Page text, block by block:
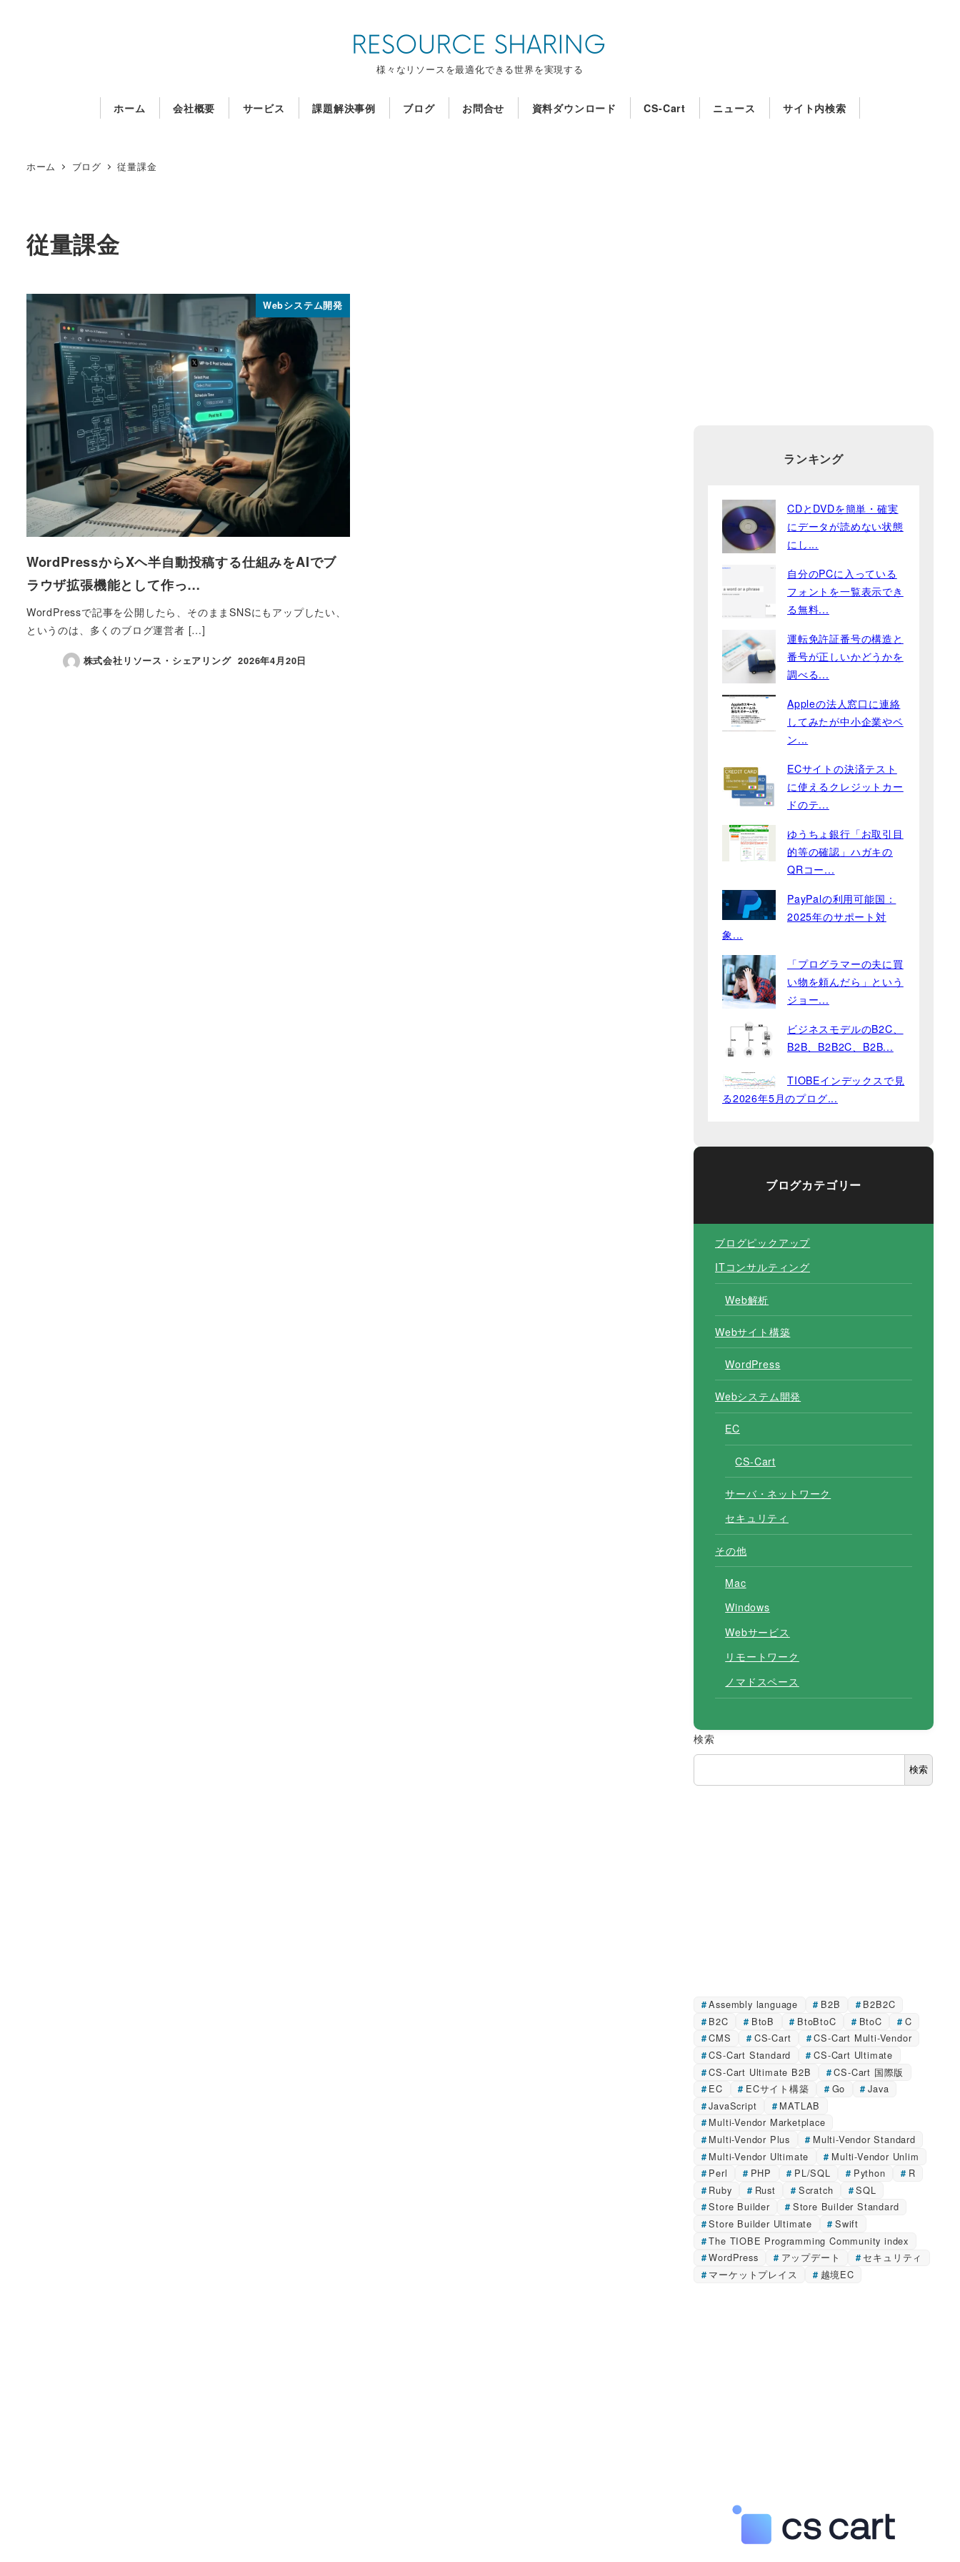
様々なリソースを最適化できる世界を実現する
ホーム 会社概要 サービス 課題解決事例 ブログ お問合せ 資料ダウンロード CS-Cart ニュース サイト内検索
ホーム ブログ 従量課金
従量課金
Webシステム開発
WordPressからXヘ半自動投稿する仕組みをAIでブ
ラウザ拡張機能として作っ…
WordPressで記事を公開したら、そのままSNSにもアップしたい、
というのは、多くのブログ運営者 […]
株式会社リソース・シェアリング
投稿日
2026年4月20日
ランキング
CDとDVDを簡単・確実
にデータが読めない状態
にし...
自分のPCに入っている
フォントを一覧表示でき
る無料...
運転免許証番号の構造と
番号が正しいかどうかを
調べる...
Appleの法人窓口に連絡
してみたが中小企業やベ
ン...
ECサイトの決済テスト
に使えるクレジットカー
ドのテ...
ゆうちょ銀行「お取引目
的等の確認」ハガキの
QRコー...
PayPalの利用可能国：
2025年のサポート対
象...
「プログラマーの夫に買
い物を頼んだら」という
ジョー...
ビジネスモデルのB2C、
B2B、B2B2C、B2B...
TIOBEインデックスで見
る2026年5月のプログ...
ブログカテゴリー
ブログピックアップ
ITコンサルティング
Web解析
Webサイト構築
WordPress
Webシステム開発
EC
CS-Cart
サーバ・ネットワーク
セキュリティ
その他
Mac
Windows
Webサービス
リモートワーク
ノマドスペース
検索
検索
Assembly language B2B
B2B2C
B2C
BtoB BtoBtoC BtoC
C
CMS
CS-Cart
CS-Cart Multi-Vendor
CS-Cart Standard
CS-Cart Ultimate
CS-Cart Ultimate B2B
CS-Cart 国際版
EC
ECサイト構築 Go
Java
JavaScript
MATLAB
Multi-Vendor Marketplace
Multi-Vendor Plus
Multi-Vendor Standard
Multi-Vendor Ultimate
Multi-Vendor Unlim
Perl
PHP PL/SQL Python
R
Ruby
Rust Scratch
SQL
Store Builder
Store Builder Standard
Store Builder Ultimate
Swift
The TIOBE Programming Community index
WordPress
アップデート
セキュリティ
マーケットプレイス
越境EC